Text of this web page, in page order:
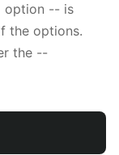
option -- is
the options.
the --